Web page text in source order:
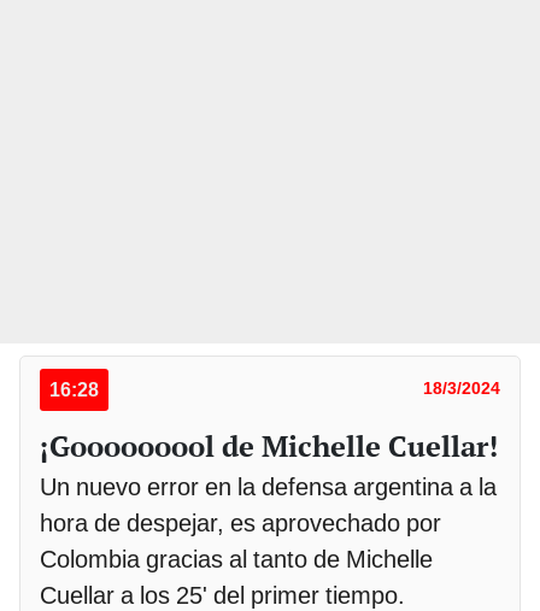
16:28 18/3/2024
¡Gooooooool de Michelle Cuellar!
Un nuevo error en la defensa argentina a la
hora de despejar, es aprovechado por
Colombia gracias al tanto de Michelle
Cuellar a los 25' del primer tiempo.